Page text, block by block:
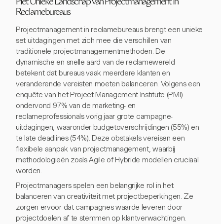
Het Unieke Landschap van Projectmanagement in
Reclamebureaus
Projectmanagement in reclamebureaus brengt een unieke
set uitdagingen met zich mee die verschillen van
traditionele projectmanagementmethoden. De
dynamische en snelle aard van de reclamewereld
betekent dat bureaus vaak meerdere klanten en
veranderende vereisten moeten balanceren. Volgens een
enquête van het Project Management Institute (PMI)
ondervond 97% van de marketing- en
reclameprofessionals vorig jaar grote campagne-
uitdagingen, waaronder budgetoverschrijdingen (55%) en
te late deadlines (54%). Deze obstakels vereisen een
flexibele aanpak van projectmanagement, waarbij
methodologieën zoals Agile of Hybride modellen cruciaal
worden.
Projectmanagers spelen een belangrijke rol in het
balanceren van creativiteit met projectbeperkingen. Ze
zorgen ervoor dat campagnes waarde leveren door
projectdoelen af te stemmen op klantverwachtingen.